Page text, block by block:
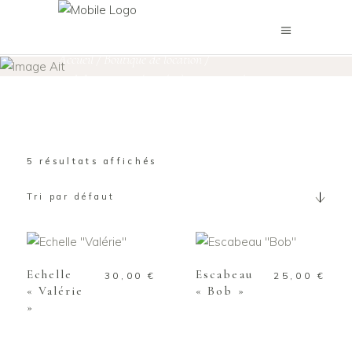
Accueil/Boutique de location/
5 résultats affichés
Tri par défaut
PANIER
Echelle
« Valérie
»
30,00€
PANIER
Escabeau
« Bob »
25,00 €